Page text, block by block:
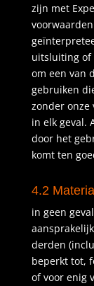
zijn met
uitsluiting of
om een van
gebruiken
zonder onze
in elk geval.
door het
komt ten
4.2
in geen
derden
beperkt tot,
of voor enig